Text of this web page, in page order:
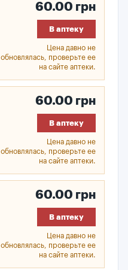
60.00 грн
В аптеку
Цена давно не
обновлялась, проверьте ее
на сайте аптеки.
60.00 грн
В аптеку
Цена давно не
обновлялась, проверьте ее
на сайте аптеки.
60.00 грн
В аптеку
Цена давно не
обновлялась, проверьте ее
на сайте аптеки.